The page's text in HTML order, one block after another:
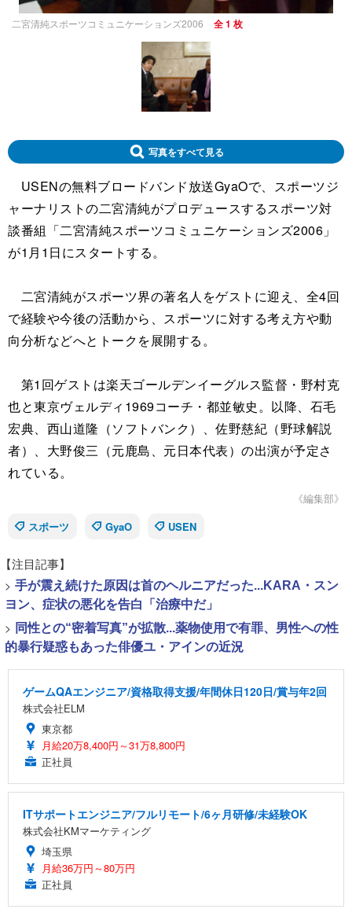
二宮清純スポーツコミュニケーションズ2006 全 1 枚
写真をすべて見る
USENの無料ブロードバンド放送GyaOで、スポーツジ
ャーナリストの二宮清純がプロデュースするスポーツ対
談番組「二宮清純スポーツコミュニケーションズ2006」
が1月1日にスタートする。
二宮清純がスポーツ界の著名人をゲストに迎え、全4回
で経験や今後の活動から、スポーツに対する考え方や動
向分析などへとトークを展開する。
第1回ゲストは楽天ゴールデンイーグルス監督・野村克
也と東京ヴェルディ1969コーチ・都並敏史。以降、石毛
宏典、西山道隆（ソフトバンク）、佐野慈紀（野球解説
者）、大野俊三（元鹿島、元日本代表）の出演が予定さ
れている。
《編集部》
スポーツ
GyaO USEN
【注目記事】
> 手が震え続けた原因は首のヘルニアだった...KARA・スン
ヨン、症状の悪化を告白「治療中だ」
> 同性との“密着写真”が拡散...薬物使用で有罪、男性への性
的暴行疑惑もあった俳優ユ・アインの近況
ゲームQAエンジニア/資格取得支援/年間休日120日/賞与年2回
株式会社ELM
東京都
月給20万8,400円～31万8,800円
正社員
ITサポートエンジニア/フルリモート/6ヶ月研修/未経験OK
株式会社KMマーケティング
埼玉県
月給36万円～80万円
正社員